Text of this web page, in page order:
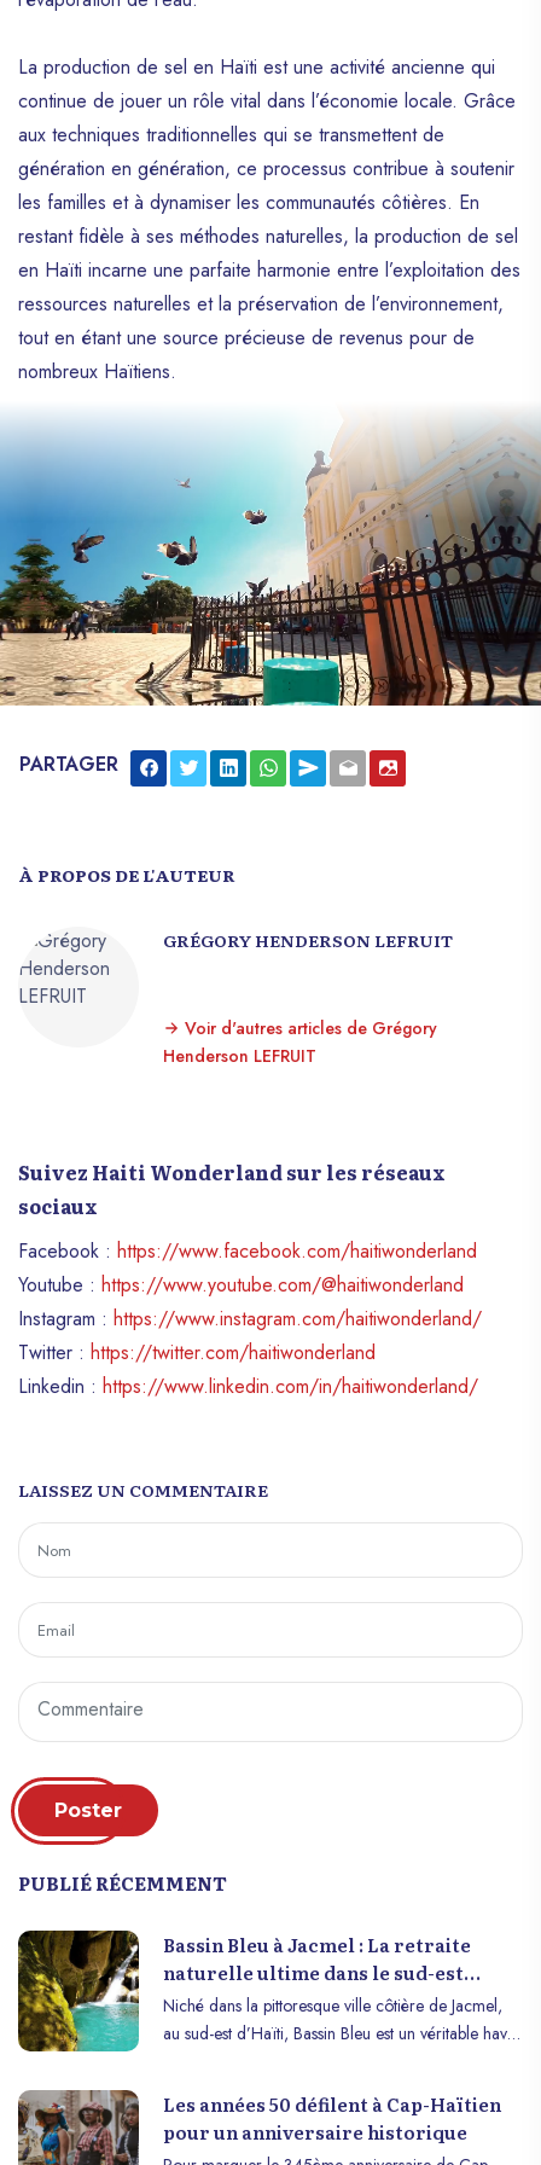
La production de sel en Haïti est une activité ancienne qui
continue de jouer un rôle vital dans l’économie locale. Grâce
aux techniques traditionnelles qui se transmettent de
génération en génération, ce processus contribue à soutenir
les familles et à dynamiser les communautés côtières. En
restant fidèle à ses méthodes naturelles, la production de sel
en Haïti incarne une parfaite harmonie entre l’exploitation des
ressources naturelles et la préservation de l’environnement,
tout en étant une source précieuse de revenus pour de
nombreux Haïtiens.
PARTAGER
À PROPOS DE L'AUTEUR
GRÉGORY HENDERSON LEFRUIT
Voir d'autres articles de Grégory
Henderson LEFRUIT
Suivez Haiti Wonderland sur les réseaux
sociaux
Facebook : https://www.facebook.com/haitiwonderland
Youtube : https://www.youtube.com/@haitiwonderland
Instagram : https://www.instagram.com/haitiwonderland/
Twitter : https://twitter.com/haitiwonderland
Linkedin : https://www.linkedin.com/in/haitiwonderland/
LAISSEZ UN COMMENTAIRE
Poster
PUBLIÉ RÉCEMMENT
Bassin Bleu à Jacmel : La retraite
naturelle ultime dans le sud-est
d’Haïti
Niché dans la pittoresque ville côtière de Jacmel,
au sud-est d’Haïti, Bassin Bleu est un véritable havre
rocheuses en font un site d’une beauté à couper le
souffle, attirant les voyageurs du monde entier en
Les années 50 défilent à Cap-Haïtien
pour un anniversaire historique